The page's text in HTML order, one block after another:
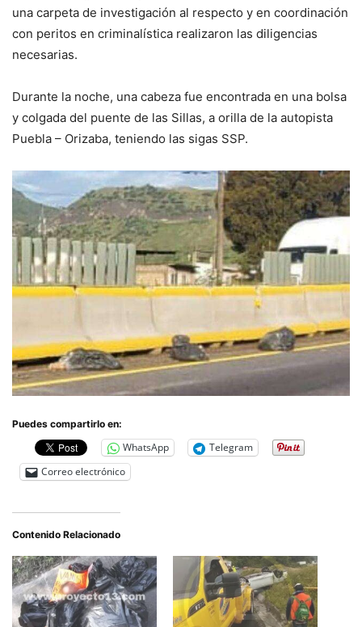
una carpeta de investigación al respecto y en coordinación
con peritos en criminalística realizaron las diligencias
necesarias.
Durante la noche, una cabeza fue encontrada en una bolsa
y colgada del puente de las Sillas, a orilla de la autopista
Puebla – Orizaba, teniendo las sigas SSP.
Puedes compartirlo en:
WhatsApp
Telegram
Correo electrónico
Contenido Relacionado